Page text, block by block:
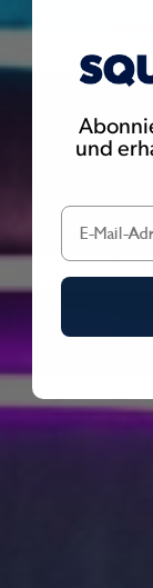
die Sie
Bundesstaat
finden Sie unter
und